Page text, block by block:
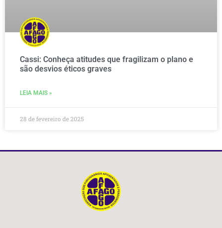
Cassi: Conheça atitudes que fragilizam o plano e
são desvios éticos graves
LEIA MAIS »
28 de fevereiro de 2025